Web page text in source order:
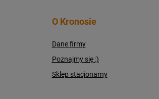
O Kronosie
Dane firmy
Poznajmy się :)
Sklep stacjonarny